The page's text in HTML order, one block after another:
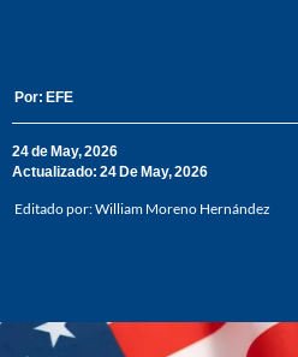
Por: EFE
24 de May, 2026
Actualizado: 24 De May, 2026
Editado por:William Moreno Hernández